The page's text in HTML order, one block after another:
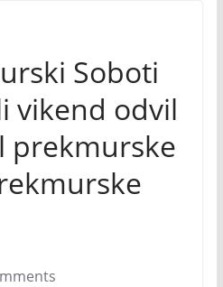
Soboti
vikend odvil
prekmurske